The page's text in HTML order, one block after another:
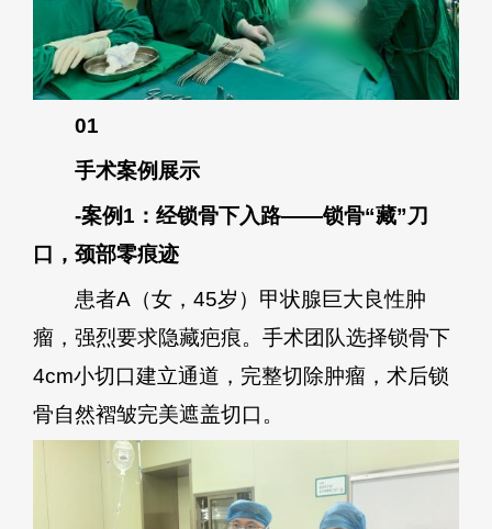
01
手术案例展示
-案例1：经锁骨下入路——锁骨“藏”刀
口，颈部零痕迹
患者A（女，45岁）甲状腺巨大良性肿
瘤，强烈要求隐藏疤痕。手术团队选择锁骨下
4cm小切口建立通道，完整切除肿瘤，术后锁
骨自然褶皱完美遮盖切口。